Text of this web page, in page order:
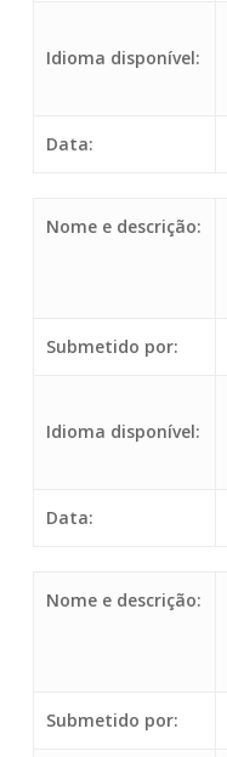
Idioma disponível:
Data:
Nome e descrição:
Submetido por:
Idioma disponível:
Data:
Nome e descrição:
Submetido por: